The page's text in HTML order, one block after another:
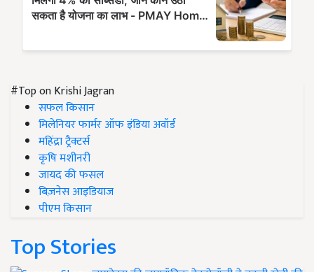
#Top on Krishi Jagran
सफल किसान
मिलेनियर फार्मर ऑफ इंडिया अवॉर्ड
महिंद्रा ट्रैक्टर्स
कृषि मशीनरी
जायद की फसल
बिज़नेस आइडियाज
पीएम किसान
Top Stories